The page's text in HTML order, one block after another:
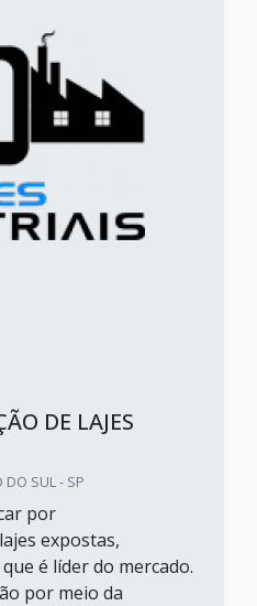
DE LAJES
DO SUL - SP
por
expostas,
é líder do mercado.
por meio da